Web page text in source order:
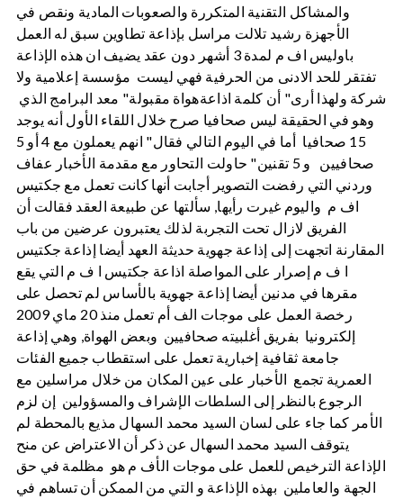
والمشاكل التقنية المتكررة والصعوبات المادية ونقص في
الأجهزة رشيد تلالت مراسل بإذاعة تطاوين سبق له العمل
باوليس اف م لمدة 3 أشهر دون عقد يضيف ان هذه الإذاعة
تفتقر للحد الادنى من الحرفية فهي ليست مؤسسة إعلامية ولا
شركة ولهذا أرى" أن كلمة اذاعةهواة مقبولة" معد البرامج الذي
وهو في الحقيقة ليس صحافيا صرح خلال اللقاء الأول أنه يوجد
15 صحافيا أما في اليوم التالي فقال" انهم يعملون مع 4 أو 5
صحافيين و 5 تقنين" حاولت التحاور مع مقدمة الأخبار عفاف
وردني التي رفضت التصوير أجابت أنها كانت تعمل مع جكتيس
اف م واليوم غيرت رأيها, سألتها عن طبيعة العقد فقالت أن
الفريق لازال تحت التجربة لذلك يعتبرون عرضين من باب
المقارنة اتجهت إلى إذاعة جهوية حديثة العهد أيضا إذاعة جكتيس
ا ف م إصرار على المواصلة اذاعة جكتيس ا ف م التي يقع
مقرها في مدنين أيضا إذاعة جهوية بالأساس لم تحصل على
رخصة العمل على موجات الف أم تعمل منذ 20 ماي 2009
إلكترونيا بفريق أغلبيته صحافيين وبعض الهواة, وهي إذاعة
جامعة ثقافية إخبارية تعمل على استقطاب جميع الفئات
العمرية تجمع الأخبار على عين المكان من خلال مراسلين مع
الرجوع بالنظر إلى السلطات الإشراف والمسؤولين إن لزم
الأمر كما جاء على لسان السيد محمد السهال مذيع بالمحطة لم
يتوقف السيد محمد السهال عن ذكر أن الاعتراض عن منح
الإذاعة الترخيص للعمل على موجات الأف م هو مظلمة في حق
الجهة والعاملين بهذه الإذاعة و التي من الممكن أن تساهم في